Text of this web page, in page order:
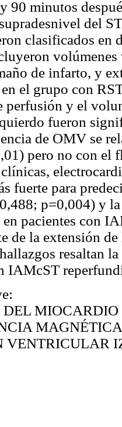
90 minutos
del
clasificados en
de infarto, y
en el grupo con
perfusión y el
fueron
de OMV se
pero no con
fuerte para
p=0,004) y
en pacientes con
de la extensión
resaltan
IAMcST
MIOCARDIO
MAGNÉTICA
VENTRICULAR